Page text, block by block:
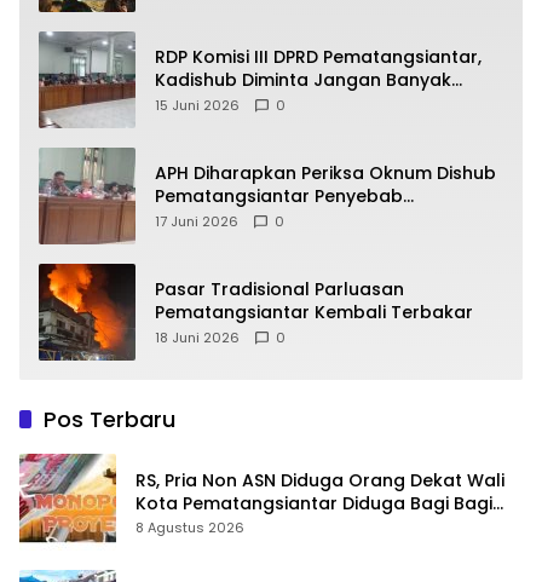
RDP Komisi III DPRD Pematangsiantar,
Kadishub Diminta Jangan Banyak
Alasan
15 Juni 2026 0
APH Diharapkan Periksa Oknum Dishub
Pematangsiantar Penyebab
Kebocoran PAD Retribusi Parkir
17 Juni 2026 0
Pasar Tradisional Parluasan
Pematangsiantar Kembali Terbakar
18 Juni 2026 0
Pos Terbaru
RS, Pria Non ASN Diduga Orang Dekat Wali
Kota Pematangsiantar Diduga Bagi Bagi
Proyek ke Kontraktor
8 Agustus 2026